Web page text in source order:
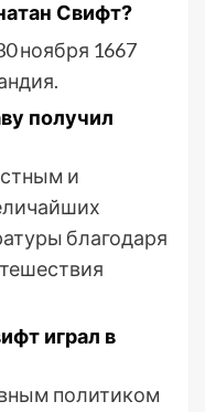
Свифт?
ноября 1667
получил
и
благодаря
играл в
политиком